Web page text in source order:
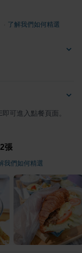
了解我們如何精選
可進入點餐頁面。
張
我們如何精選